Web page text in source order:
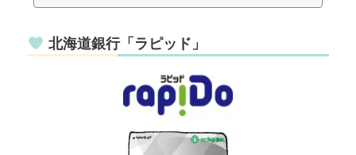
pido/#a...
北海道銀行「ラピッド」